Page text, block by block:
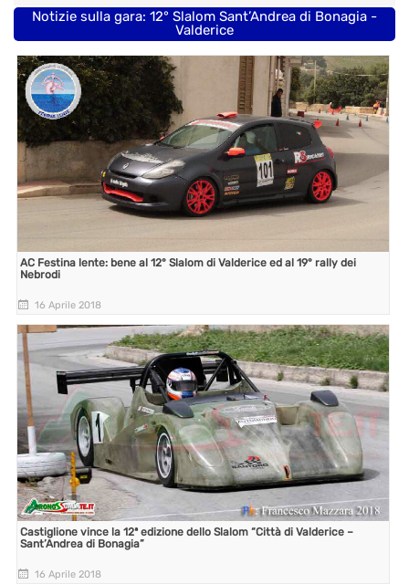
Notizie sulla gara: 12° Slalom Sant’Andrea di Bonagia -
Valderice
AC Festina lente: bene al 12° Slalom di Valderice ed al 19° rally dei
Nebrodi
16 Aprile 2018
Castiglione vince la 12ª edizione dello Slalom “Città di Valderice –
Sant’Andrea di Bonagia”
16 Aprile 2018